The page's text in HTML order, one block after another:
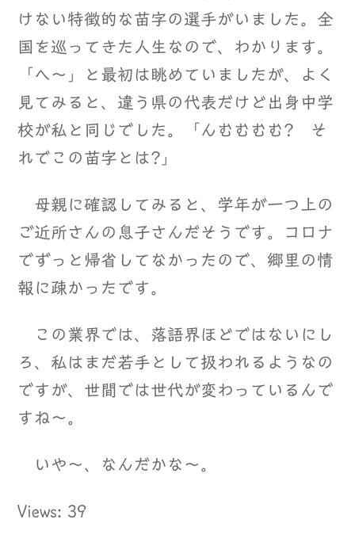
けない特徴的な苗字の選手がいました。全
国を巡ってきた人生なので、わかります。
「へ～」と最初は眺めていましたが、よく
見てみると、違う県の代表だけど出身中学
校が私と同じでした。「んむむむむ? そ
れでこの苗字とは?」
母親に確認してみると、学年が一つ上の
ご近所さんの息子さんだそうです。コロナ
でずっと帰省してなかったので、郷里の情
報に疎かったです。
この業界では、落語界ほどではないにし
ろ、私はまだ若手として扱われるようなの
ですが、世間では世代が変わっているんで
すね～。
いや～、なんだかな～。
Views: 39